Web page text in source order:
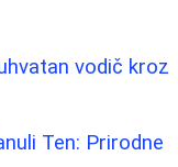
vodič kroz
Ten: Prirodne